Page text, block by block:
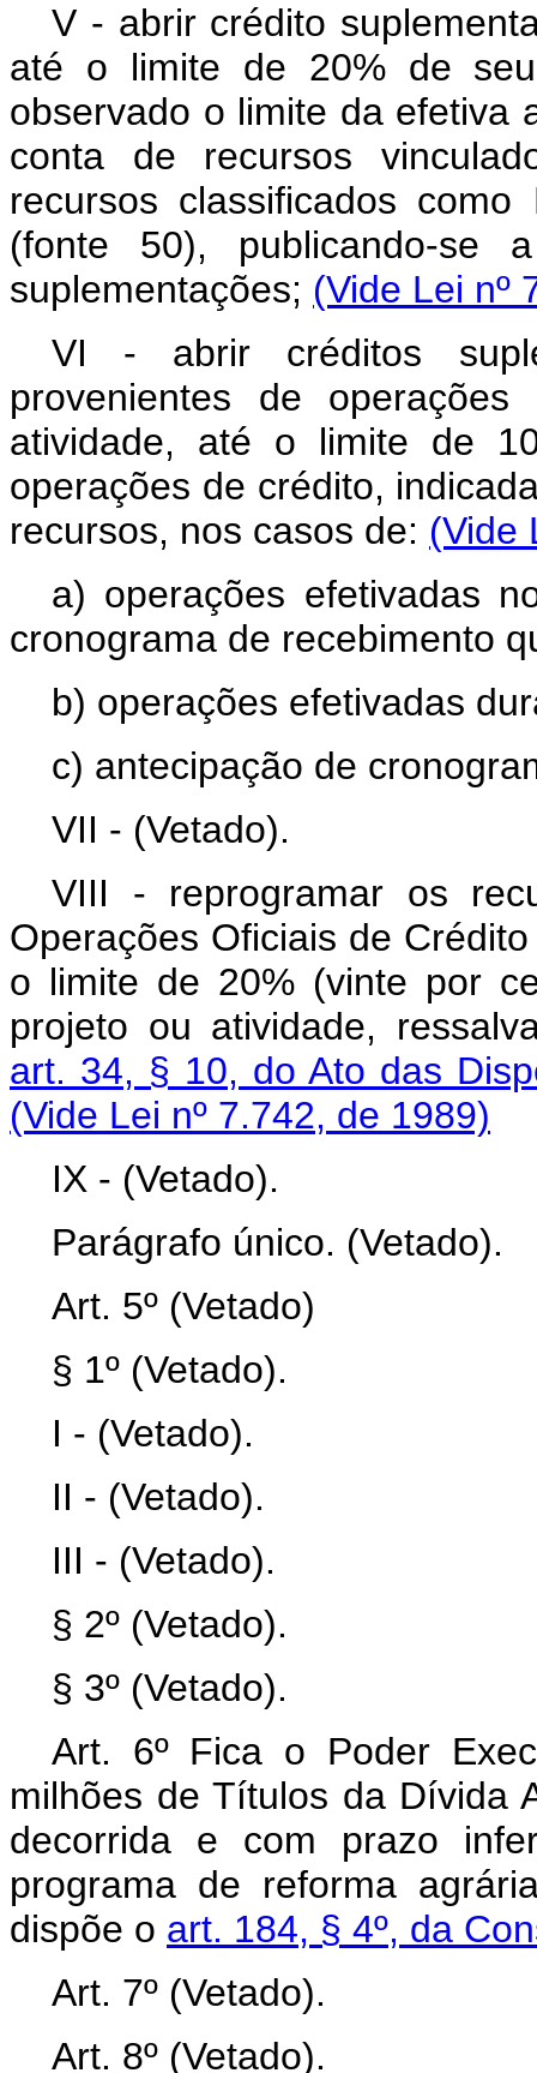
V - abrir crédito
até o limite de 20% de
observado o limite da efetiva
conta de recursos
recursos classificados como
(fonte 50), publicando-se
suplementações; (Vide Lei nº
VI - abrir créditos
provenientes de
atividade, até o limite de
operações de crédito,
recursos, nos casos de: (Vide
a) operações efetivadas
cronograma de recebimento
b) operações efetivadas
c) antecipação de
VII - (Vetado).
VIII - reprogramar os
Operações Oficiais de
o limite de 20% (vinte por
projeto ou atividade,
art. 34, § 10, do Ato das
(Vide Lei nº 7.742, de 1989)
IX - (Vetado).
Parágrafo único. (Vetado).
Art. 5º (Vetado)
§ 1º (Vetado).
I - (Vetado).
II - (Vetado).
III - (Vetado).
§ 2º (Vetado).
§ 3º (Vetado).
Art. 6º Fica o Poder
milhões de Títulos da Dívida
decorrida e com prazo
programa de reforma
dispõe o art. 184, § 4º, da
Art. 7º (Vetado).
Art. 8º (Vetado).